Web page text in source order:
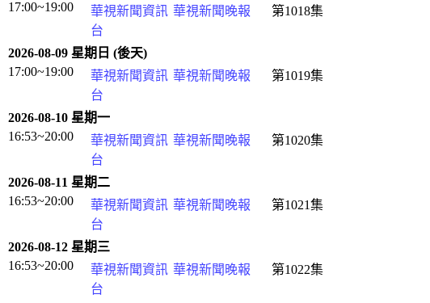
17:00~19:00
華視新聞資訊
台
華視新聞晚報 第1018集
2026-08-09 星期日 (後天)
17:00~19:00
華視新聞資訊
台
華視新聞晚報 第1019集
2026-08-10 星期一
16:53~20:00
華視新聞資訊
台
華視新聞晚報 第1020集
2026-08-11 星期二
16:53~20:00
華視新聞資訊
台
華視新聞晚報 第1021集
2026-08-12 星期三
16:53~20:00
華視新聞資訊
台
華視新聞晚報 第1022集